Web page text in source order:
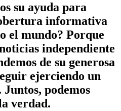
su ayuda para
informativa
el mundo? Porque
independiente
de su generosa
ejerciendo un
podemos
verdad.